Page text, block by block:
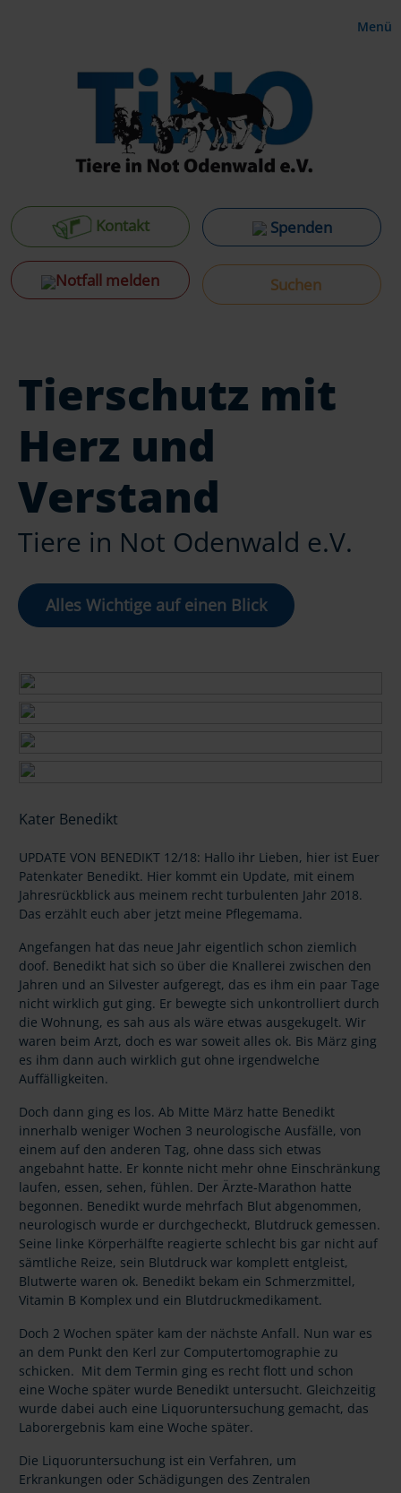
Menü
Kontakt Spenden
Notfall melden
Tierschutz mit
Herz und
Verstand
Tiere in Not Odenwald e.V.
Alles Wichtige auf einen Blick
Kater Benedikt
UPDATE VON BENEDIKT 12/18: Hallo ihr Lieben, hier ist Euer
Patenkater Benedikt. Hier kommt ein Update, mit einem
Jahresrückblick aus meinem recht turbulenten Jahr 2018.
Das erzählt euch aber jetzt meine Pflegemama.
Angefangen hat das neue Jahr eigentlich schon ziemlich
doof. Benedikt hat sich so über die Knallerei zwischen den
Jahren und an Silvester aufgeregt, das es ihm ein paar Tage
nicht wirklich gut ging. Er bewegte sich unkontrolliert durch
die Wohnung, es sah aus als wäre etwas ausgekugelt. Wir
waren beim Arzt, doch es war soweit alles ok. Bis März ging
es ihm dann auch wirklich gut ohne irgendwelche
Auffälligkeiten.
Doch dann ging es los. Ab Mitte März hatte Benedikt
innerhalb weniger Wochen 3 neurologische Ausfälle, von
einem auf den anderen Tag, ohne dass sich etwas
angebahnt hatte. Er konnte nicht mehr ohne Einschränkung
laufen, essen, sehen, fühlen. Der Ärzte-Marathon hatte
begonnen. Benedikt wurde mehrfach Blut abgenommen,
neurologisch wurde er durchgecheckt, Blutdruck gemessen.
Seine linke Körperhälfte reagierte schlecht bis gar nicht auf
sämtliche Reize, sein Blutdruck war komplett entgleist,
Blutwerte waren ok. Benedikt bekam ein Schmerzmittel,
Vitamin B Komplex und ein Blutdruckmedikament.
Doch 2 Wochen später kam der nächste Anfall. Nun war es
an dem Punkt den Kerl zur Computertomographie zu
schicken. Mit dem Termin ging es recht flott und schon
eine Woche später wurde Benedikt untersucht. Gleichzeitig
wurde dabei auch eine Liquoruntersuchung gemacht, das
Laborergebnis kam eine Woche später.
Die Liquoruntersuchung ist ein Verfahren, um
Erkrankungen oder Schädigungen des Zentralen